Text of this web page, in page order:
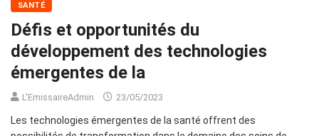
SANTÉ
Défis et opportunités du
développement des technologies
émergentes de la
L'EmissaireAdmin 23/05/2023
Les technologies émergentes de la santé offrent des